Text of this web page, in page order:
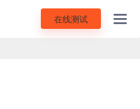
在线测试